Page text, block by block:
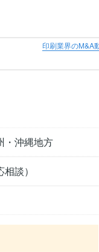
印刷業界のM&A
・沖縄地方
相談）